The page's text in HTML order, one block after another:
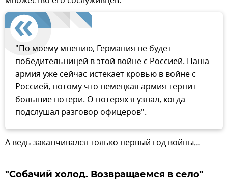
"По моему мнению, Германия не будет
победительницей в этой войне с Россией. Наша
армия уже сейчас истекает кровью в войне с
Россией, потому что немецкая армия терпит
большие потери. О потерях я узнал, когда
подслушал разговор офицеров".
А ведь заканчивался только первый год войны…
"Собачий холод. Возвращаемся в село"